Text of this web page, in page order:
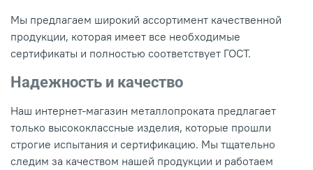
Мы предлагаем широкий ассортимент качественной
продукции, которая имеет все необходимые
сертификаты и полностью соответствует ГОСТ.
Надежность и качество
Наш интернет-магазин металлопроката предлагает
только высококлассные изделия, которые прошли
строгие испытания и сертификацию. Мы тщательно
следим за качеством нашей продукции и работаем